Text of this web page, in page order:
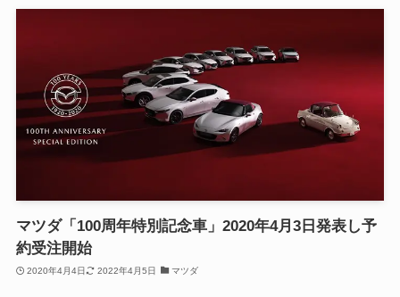
マツダ「100周年特別記念車」2020年4月3日発表し予
約受注開始
2020年4月4日 2022年4月5日 マツダ